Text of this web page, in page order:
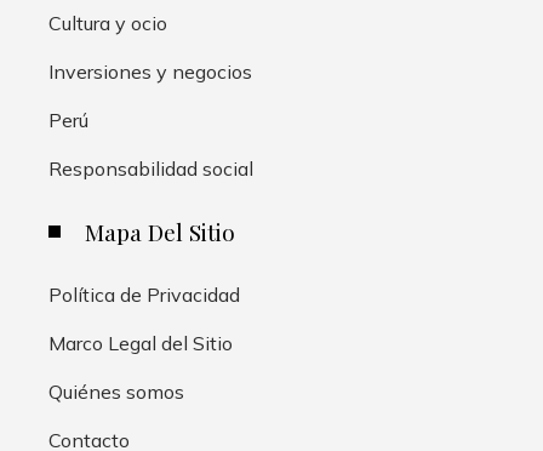
Cultura y ocio
Inversiones y negocios
Perú
Responsabilidad social
Mapa Del Sitio
Política de Privacidad
Marco Legal del Sitio
Quiénes somos
Contacto